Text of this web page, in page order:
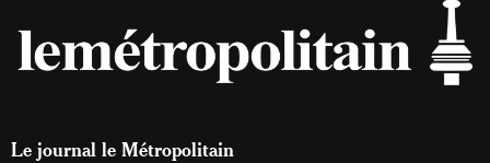
Le journal le Métropolitain